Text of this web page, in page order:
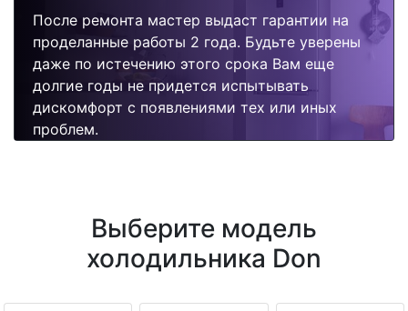
После ремонта мастер выдаст гарантии на
проделанные работы 2 года. Будьте уверены
даже по истечению этого срока Вам еще
долгие годы не придется испытывать
дискомфорт с появлениями тех или иных
проблем.
Выберите модель
холодильника Don